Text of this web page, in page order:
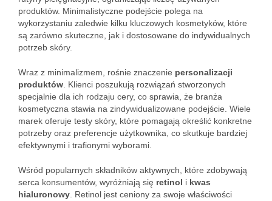
produktów. Minimalistyczne podejście polega na
wykorzystaniu zaledwie kilku kluczowych kosmetyków, które
są zarówno skuteczne, jak i dostosowane do indywidualnych
potrzeb skóry.
Wraz z minimalizmem, rośnie znaczenie personalizacji
produktów . Klienci poszukują rozwiązań stworzonych
specjalnie dla ich rodzaju cery, co sprawia, że branża
kosmetyczna stawia na zindywidualizowane podejście. Wiele
marek oferuje testy skóry, które pomagają określić konkretne
potrzeby oraz preferencje użytkownika, co skutkuje bardziej
efektywnymi i trafionymi wyborami.
Wśród popularnych składników aktywnych, które zdobywają
serca konsumentów, wyróżniają się retinol i kwas
hialuronowy . Retinol jest ceniony za swoje właściwości